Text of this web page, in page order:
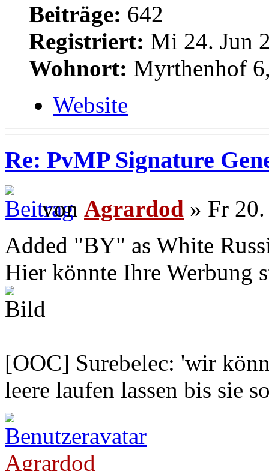
Beiträge: 642
Registriert: Mi 24. Jun
Wohnort: Myrthenhof
Website
Re: PvMP Signature
von Agrardod » Fr
Added "BY" as White
Hier könnte Ihre Werbung
[OOC] Surebelec: 'wir
leere laufen lassen bis sie
Agrardod